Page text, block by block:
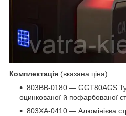
Комплектація (вказана ціна):
803BB-0180 — GGT80AGS
оцинкованої й пофарбованої
803XA-0410 — Алюмінієва